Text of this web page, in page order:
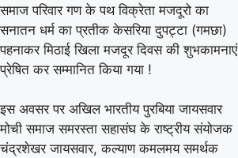
समाज परिवार गण के पथ विक्रेता मजदूरो का
सनातन धर्म का प्रतीक केसरिया दुपट्टा (गमछा)
पहनाकर मिठाई खिला मजदूर दिवस की शुभकामनाएं
प्रेषित कर सम्मानित किया गया !
इस अवसर पर अखिल भारतीय पुरबिया जायसवार
मोची समाज समरस्ता सहासंघ के राष्ट्रीय संयोजक
चंद्रशेखर जायसवार, कल्याण कमलमय समर्थक